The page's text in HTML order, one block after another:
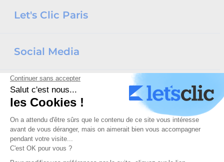
Let's Clic Paris
Social Media
La certification qualité a été délivrée au titre de la catégorie d'action